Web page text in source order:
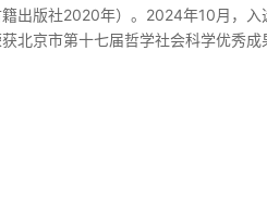
出版社2020年）。2024年10月，
北京市第十七届哲学社会科学优秀成